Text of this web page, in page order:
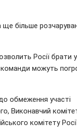
більше
Росії брати
команди можуть
обмеження участі
Виконавчий
комітету